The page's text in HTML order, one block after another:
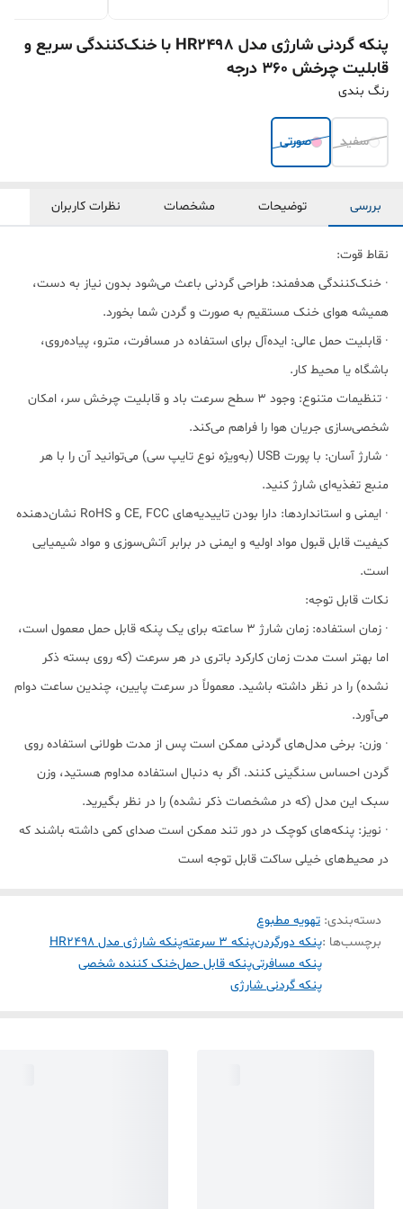
پنکه گردنی شارژی مدل HR2498 با خنک‌کنندگی سریع و
قابلیت چرخش ۳۶۰ درجه
رنگ بندی
سفید صورتی
بررسی توضیحات مشخصات نظرات کاربران
نقاط قوت:
· خنک‌کنندگی هدفمند: طراحی گردنی باعث می‌شود بدون نیاز به دست،
همیشه هوای خنک مستقیم به صورت و گردن شما بخورد.
· قابلیت حمل عالی: ایده‌آل برای استفاده در مسافرت، مترو، پیاده‌روی،
باشگاه یا محیط کار.
· تنظیمات متنوع: وجود ۳ سطح سرعت باد و قابلیت چرخش سر، امکان
شخصی‌سازی جریان هوا را فراهم می‌کند.
· شارژ آسان: با پورت USB (به‌ویژه نوع تایپ سی) می‌توانید آن را با هر
منبع تغذیه‌ای شارژ کنید.
· ایمنی و استانداردها: دارا بودن تاییدیه‌های CE, FCC و RoHS نشان‌دهنده
کیفیت قابل قبول مواد اولیه و ایمنی در برابر آتش‌سوزی و مواد شیمیایی
است.
نکات قابل توجه:
· زمان استفاده: زمان شارژ ۳ ساعته برای یک پنکه قابل حمل معمول است،
اما بهتر است مدت زمان کارکرد باتری در هر سرعت (که روی بسته ذکر
نشده) را در نظر داشته باشید. معمولاً در سرعت پایین، چندین ساعت دوام
می‌آورد.
· وزن: برخی مدل‌های گردنی ممکن است پس از مدت طولانی استفاده روی
گردن احساس سنگینی کنند. اگر به دنبال استفاده مداوم هستید، وزن
سبک این مدل (که در مشخصات ذکر نشده) را در نظر بگیرید.
· نویز: پنکه‌های کوچک در دور تند ممکن است صدای کمی داشته باشند که
در محیط‌های خیلی ساکت قابل توجه است
دسته‌بندی: تهویه مطبوع
برچسب‌ها :پنکه دورگردنپنکه ۳ سرعته
پنکه شارژی مدل HR2498
پنکه مسافرتیپنکه قابل حملخنک کننده شخصی
پنکه گردنی شارژی